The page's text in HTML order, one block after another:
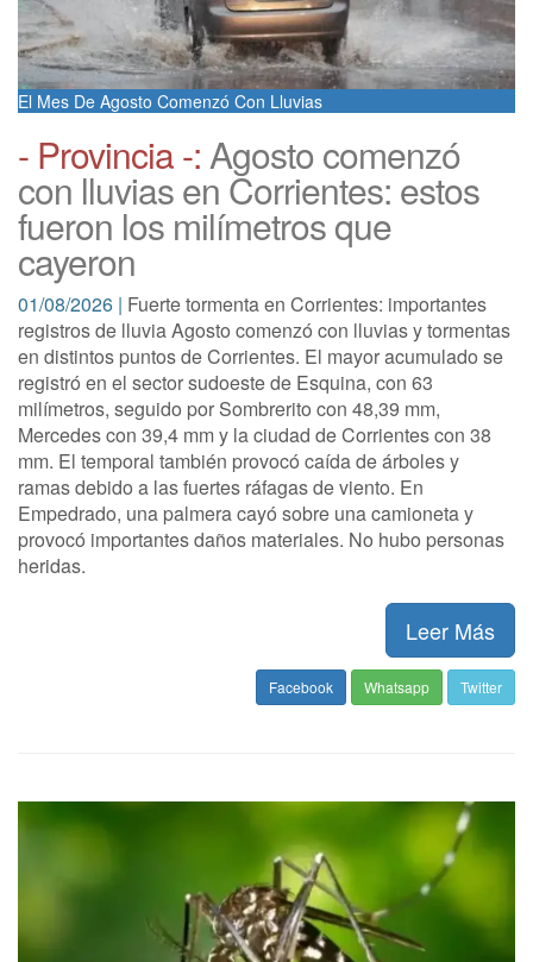
El Mes De Agosto Comenzó Con Lluvias
- Provincia -:Agosto comenzó
con lluvias en Corrientes: estos
fueron los milímetros que
cayeron
01/08/2026 | Fuerte tormenta en Corrientes: importantes
registros de lluvia Agosto comenzó con lluvias y tormentas
en distintos puntos de Corrientes. El mayor acumulado se
registró en el sector sudoeste de Esquina, con 63
milímetros, seguido por Sombrerito con 48,39 mm,
Mercedes con 39,4 mm y la ciudad de Corrientes con 38
mm. El temporal también provocó caída de árboles y
ramas debido a las fuertes ráfagas de viento. En
Empedrado, una palmera cayó sobre una camioneta y
provocó importantes daños materiales. No hubo personas
heridas.
Leer Más
Facebook Whatsapp Twitter